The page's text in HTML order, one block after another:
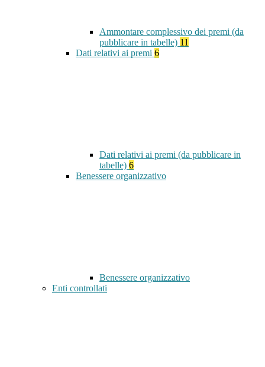
Ammontare complessivo dei premi (da
pubblicare in tabelle) 11
Dati relativi ai premi 6
Dati relativi ai premi (da pubblicare in
tabelle) 6
Benessere organizzativo
Benessere organizzativo
Enti controllati